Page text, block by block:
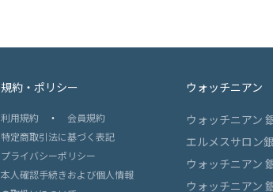
規約・ポリシー
利用規約 ・ 会員規約
特定商取引法に基づく表記
プライバシーポリシー
本人確認手続きおよび個人情報
ウォッチニアン
ウォッチニアン
エルメスサロン
ウォッチニアン
ウォッチニアン